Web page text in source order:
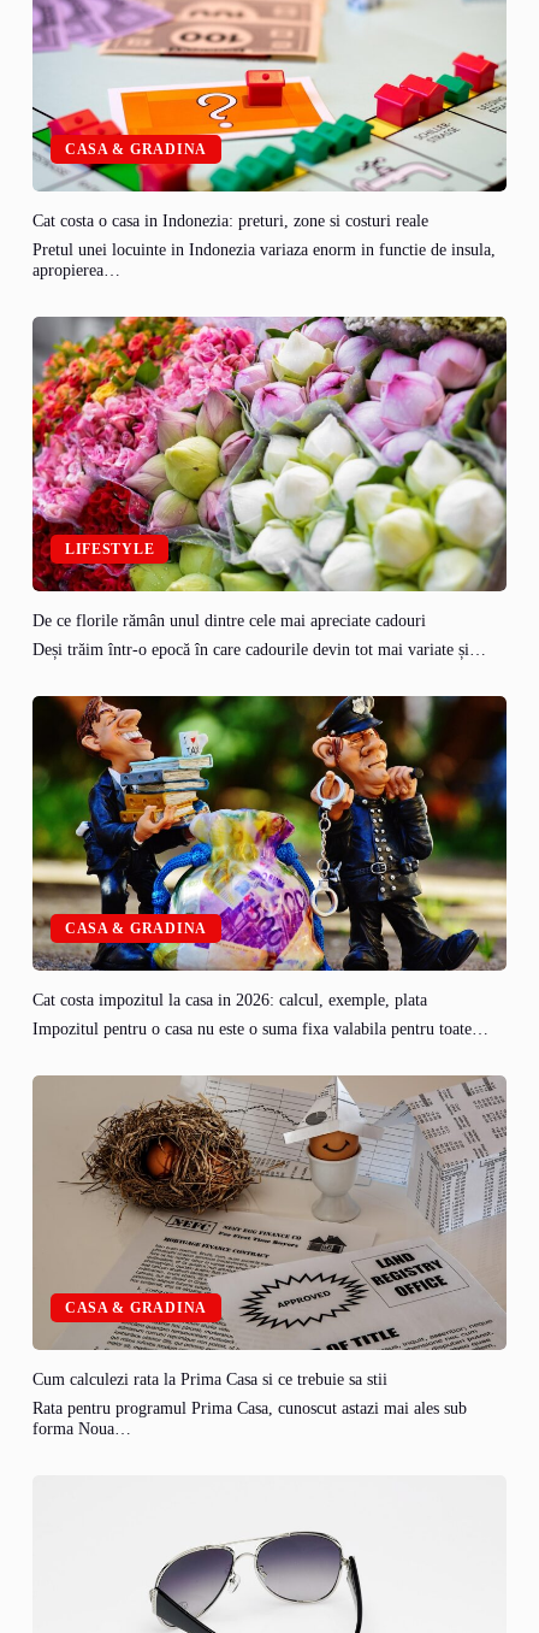
CASA & GRADINA
Cat costa o casa in Indonezia: preturi, zone si costuri reale
Pretul unei locuinte in Indonezia variaza enorm in functie de insula,
apropierea…
LIFESTYLE
De ce florile rămân unul dintre cele mai apreciate cadouri
Deși trăim într-o epocă în care cadourile devin tot mai variate și…
CASA & GRADINA
Cat costa impozitul la casa in 2026: calcul, exemple, plata
Impozitul pentru o casa nu este o suma fixa valabila pentru toate…
CASA & GRADINA
Cum calculezi rata la Prima Casa si ce trebuie sa stii
Rata pentru programul Prima Casa, cunoscut astazi mai ales sub
forma Noua…